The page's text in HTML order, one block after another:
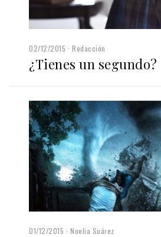
02/12/2015 Redacción
¿Tienes un segundo?
01/12/2015 Noelia Suárez